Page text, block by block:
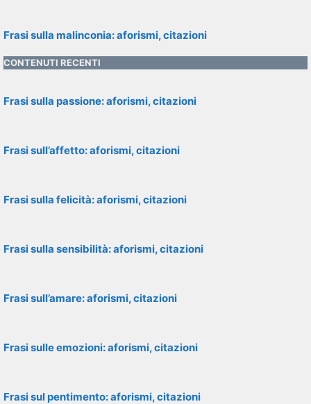
Frasi sulla malinconia: aforismi, citazioni
CONTENUTI RECENTI
Frasi sulla passione: aforismi, citazioni
Frasi sull’affetto: aforismi, citazioni
Frasi sulla felicità: aforismi, citazioni
Frasi sulla sensibilità: aforismi, citazioni
Frasi sull’amare: aforismi, citazioni
Frasi sulle emozioni: aforismi, citazioni
Frasi sul pentimento: aforismi, citazioni